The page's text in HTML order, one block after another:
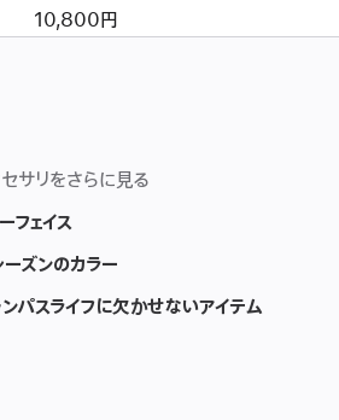
る
ワ
フ
ン
フ
イ
ム
10,800円
サリをさらに見る
フェイス
ズンのカラー
パスライフに欠かせないアイテム